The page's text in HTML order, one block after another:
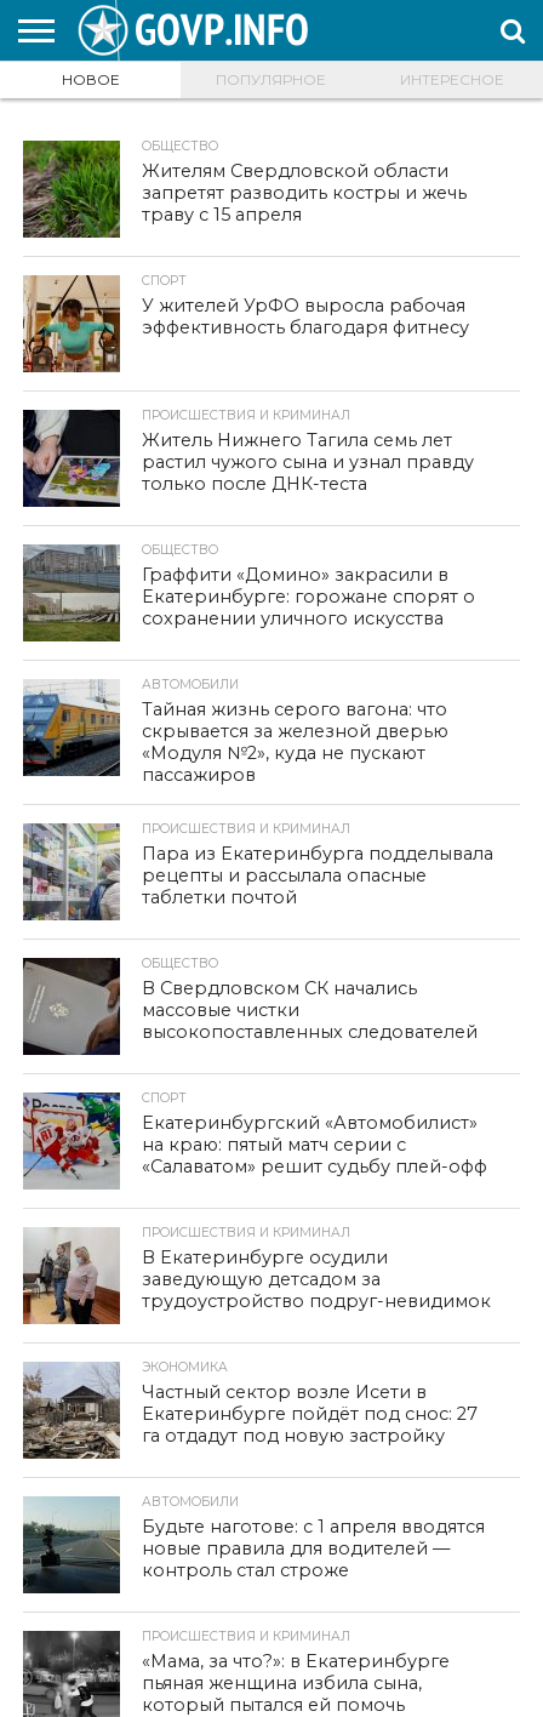
НОВОСТИ
ОБЩЕСТВО
ЭКОНОМИКА
ПОЛИТИКА
ПРОИСШЕСТВИЯ
НАУКА И
КУЛЬТУРА
ЖКХ
СПОРТ
АВТОРСКОЕ
ИНТЕРЕСНОЕ
НОВОЕ ПОПУЛЯРНОЕ ИНТЕРЕСНОЕ
ОБЩЕСТВО
Жителям Свердловской области
запретят разводить костры и жечь
траву с 15 апреля
СПОРТ
У жителей УрФО выросла рабочая
эффективность благодаря фитнесу
ПРОИСШЕСТВИЯ И КРИМИНАЛ
Житель Нижнего Тагила семь лет
растил чужого сына и узнал правду
только после ДНК-теста
ОБЩЕСТВО
Граффити «Домино» закрасили в
Екатеринбурге: горожане спорят о
сохранении уличного искусства
АВТОМОБИЛИ
Тайная жизнь серого вагона: что
скрывается за железной дверью
«Модуля №2», куда не пускают
пассажиров
ПРОИСШЕСТВИЯ И КРИМИНАЛ
Пара из Екатеринбурга подделывала
рецепты и рассылала опасные
таблетки почтой
ОБЩЕСТВО
В Свердловском СК начались
массовые чистки
высокопоставленных следователей
СПОРТ
Екатеринбургский «Автомобилист»
на краю: пятый матч серии с
«Салаватом» решит судьбу плей-офф
ПРОИСШЕСТВИЯ И КРИМИНАЛ
В Екатеринбурге осудили
заведующую детсадом за
трудоустройство подруг-невидимок
ЭКОНОМИКА
Частный сектор возле Исети в
Екатеринбурге пойдёт под снос: 27
га отдадут под новую застройку
АВТОМОБИЛИ
Будьте наготове: с 1 апреля вводятся
новые правила для водителей —
контроль стал строже
ПРОИСШЕСТВИЯ И КРИМИНАЛ
«Мама, за что?»: в Екатеринбурге
пьяная женщина избила сына,
который пытался ей помочь